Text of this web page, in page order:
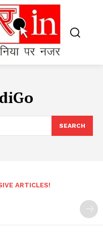
SEARCH
ARTICLES!